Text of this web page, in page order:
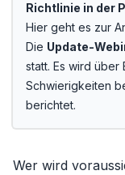
Richtlinie in der
Hier geht es zur
Die Update-
statt. Es wird über
Schwierigkeiten
berichtet.
Wer wird